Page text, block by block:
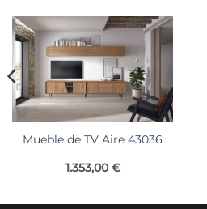
Mueble de TV Aire 43036
1.353,00€